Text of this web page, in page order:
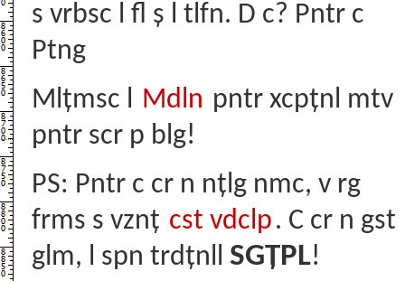
s vrbsc l fl ș l tlfn. D c? Pntr c
Ptng
Mlțmsc l Mdln pntr xcpțnl mtv
pntr scr p blg!
PS: Pntr c cr n nțlg nmc, v rg
frms s vznț cst vdclp. C cr n gst
glm, l spn trdțnll SGȚPL!